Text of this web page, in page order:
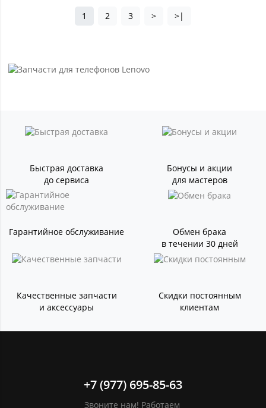
1 2 3 > >|
Быстрая доставка
до сервиса
Бонусы и акции
для мастеров
Гарантийное обслуживание
Обмен брака
в течении 30 дней
Качественные запчасти
и аксессуары
Скидки постоянным
клиентам
+7 (977) 695-85-63
Звоните нам! Работаем